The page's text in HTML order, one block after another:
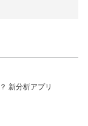
新分析アプリ